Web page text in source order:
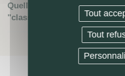
Quelle différence entre
"classique" et location
Tout
Tout